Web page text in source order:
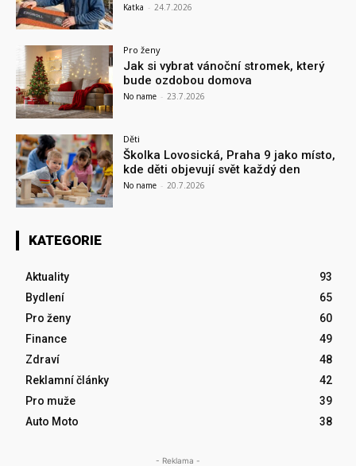
Katka - 24.7.2026
Pro ženy
Jak si vybrat vánoční stromek, který
bude ozdobou domova
No name - 23.7.2026
Děti
Školka Lovosická, Praha 9 jako místo,
kde děti objevují svět každý den
No name - 20.7.2026
KATEGORIE
Aktuality
93
Bydlení
65
Pro ženy
60
Finance
49
Zdraví
48
Reklamní články
42
Pro muže
39
Auto Moto
38
- Reklama -